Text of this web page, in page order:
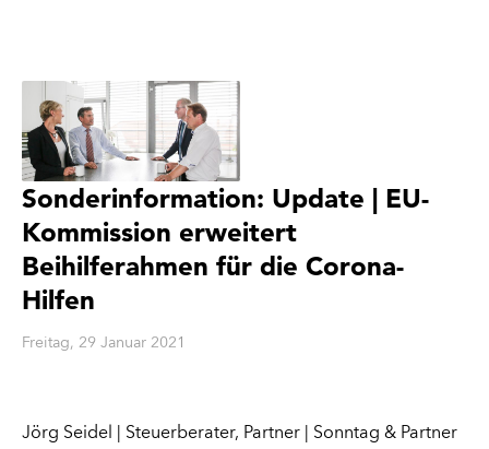
Sonderinformation: Update | EU-
Kommission erweitert
Beihilferahmen für die Corona-
Hilfen
Freitag, 29 Januar 2021
Jörg Seidel | Steuerberater, Partner | Sonntag & Partner